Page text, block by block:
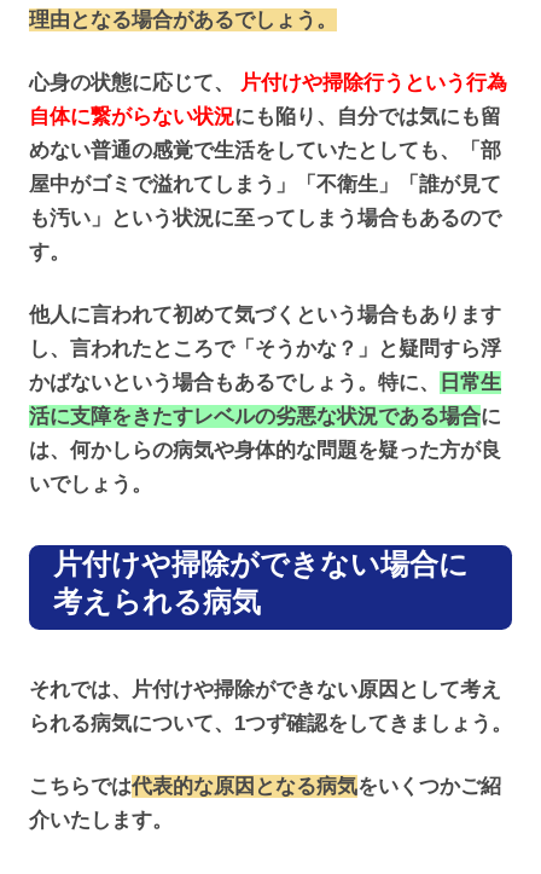
理由となる場合があるでしょう。
心身の状態に応じて、
片付けや掃除行うという行為
自体に繋がらない状況にも陥り、自分では気にも留
めない普通の感覚で生活をしていたとしても、「部
屋中がゴミで溢れてしまう」「不衛生」「誰が見て
も汚い」という状況に至ってしまう場合もあるので
す。
他人に言われて初めて気づくという場合もあります
し、言われたところで「そうかな？」と疑問すら浮
かばないという場合もあるでしょう。特に、
日常生
活に支障をきたすレベルの劣悪な状況である場合に
は、何かしらの病気や身体的な問題を疑った方が良
いでしょう。
片付けや掃除ができない場合に
考えられる病気
それでは、片付けや掃除ができない原因として考え
られる病気について、1つず確認をしてきましょう。
こちらでは代表的な原因となる病気をいくつかご紹
介いたします。